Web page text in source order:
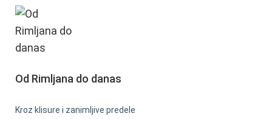
Od Rimljana do danas
Kroz klisure i zanimljive predele